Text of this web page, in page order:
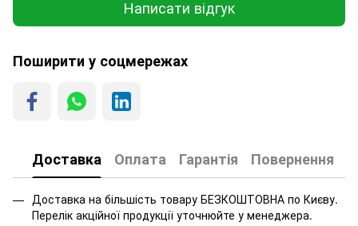
Написати відгук
Поширити у соцмережах
Доставка Оплата Гарантія Повернення
Доставка на більшість товару БЕЗКОШТОВНА по Києву.
Перелік акційної продукції уточнюйте у менеджера.